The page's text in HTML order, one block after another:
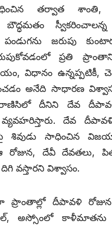
తర్వాత శాంతి,
బౌద్ధమతం
జరుపు
ప్రతి
విధానం ఉన్నప్పటికీ,
అనేది సాధారణ
దీనిని దేవ
దేవ దీపావళి
శివుడు సాధించిన
రోజున, దేవీ దేవతలు,
వస్తారని విశ్వాసం.
దీపావళి రోజున
అస్సోంలో కాళీమాతను